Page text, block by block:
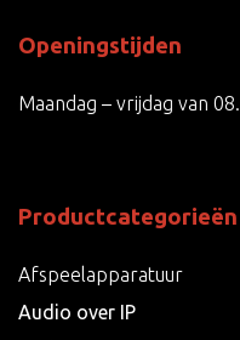
Openingstijden
Maandag – vrijdag van
Productcategorieën
Afspeelapparatuur
Audio over IP